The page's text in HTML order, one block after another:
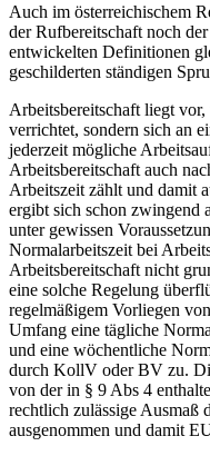
Auch im österreichischem
der Rufbereitschaft noch
entwickelten Definitionen
geschilderten ständigen
Arbeitsbereitschaft liegt vor,
verrichtet, sondern sich an
jederzeit mögliche
Arbeitsbereitschaft auch
Arbeitszeit zählt und damit
ergibt sich schon zwingend
unter gewissen
Normalarbeitszeit bei
Arbeitsbereitschaft nicht
eine solche Regelung
regelmäßigem Vorliegen
Umfang eine tägliche
und eine wöchentliche
durch KollV oder BV zu.
von der in § 9 Abs 4
rechtlich zulässige Ausmaß
ausgenommen und damit